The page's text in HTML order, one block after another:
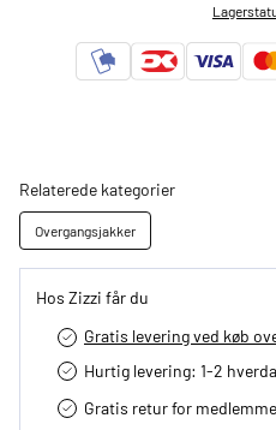
Relaterede kategorier
Overgangsjakker
Hos Zizzi får du
Gratis levering ved køb
Hurtig levering­: 1-2
Gratis retur for